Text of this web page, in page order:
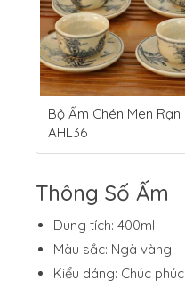
Bộ Ấm Chén Men
AHL36
Thông Số Ấm
Dung tích: 400ml
Màu sắc: Ngà vàng
Kiểu dáng: Chúc phúc